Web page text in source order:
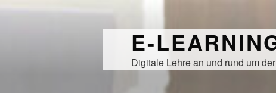
E-
Digitale Lehre an und rund um